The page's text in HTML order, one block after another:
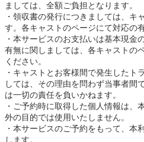
ましては、全額ご負担となります。
領収書の発行につきましては、キ
す。各キャストのページにて対応の
本サービスのお支払いは基本現金
有無に関しましては、各キャストの
ください。
キャストとお客様間で発生したト
しては、その理由を問わず当事者間
は一切の責任を負いかねます。
ご予約時に取得した個人情報は、
外の目的では使用いたしません。
本サービスのご予約をもって、本
します。